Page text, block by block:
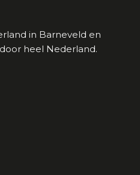
in Barneveld en
heel Nederland.